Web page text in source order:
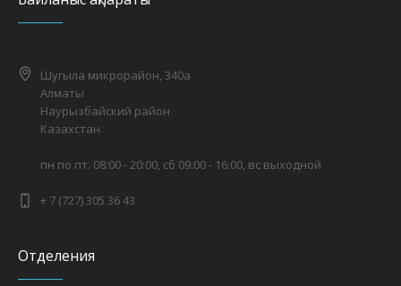
Шугыла микрорайон, 340а
Алматы
Наурызбайский район
Казахстан
пн по пт. 08:00 - 20:00, сб 09:00 - 16:00, вс выходной
+ 7 (727) 305 36 43
Отделения